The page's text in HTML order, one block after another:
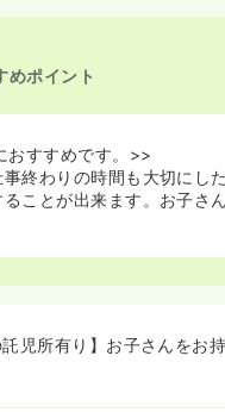
めポイント
おすすめです。>>
終わりの時間も大切にし
ことが出来ます。お子さ
児所有り】お子さんをお